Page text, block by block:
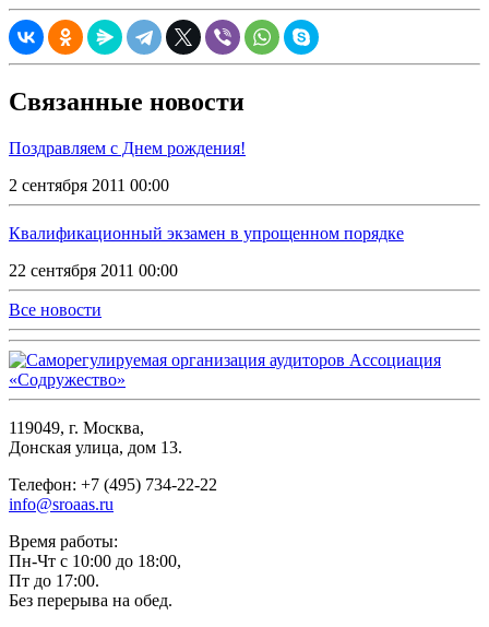
Связанные новости
Поздравляем с Днем рождения!
2 сентября 2011 00:00
Квалификационный экзамен в упрощенном порядке
22 сентября 2011 00:00
Все новости
119049, г. Москва,
Донская улица, дом 13.
Телефон: +7 (495) 734-22-22
info@sroaas.ru
Время работы:
Пн-Чт с 10:00 до 18:00,
Пт до 17:00.
Без перерыва на обед.